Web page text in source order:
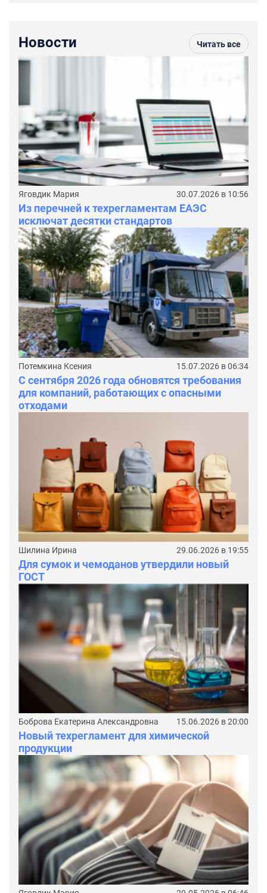
Новости Читать все
Яговдик Мария 30.07.2026 в 10:56
Из перечней к техрегламентам ЕАЭС
исключат десятки стандартов
Потемкина Ксения 15.07.2026 в 06:34
С сентября 2026 года обновятся требования
для компаний, работающих с опасными
отходами
Шилина Ирина 29.06.2026 в 19:55
Для сумок и чемоданов утвердили новый
ГОСТ
Боброва Екатерина Александровна 15.06.2026 в 20:00
Новый техрегламент для химической
продукции